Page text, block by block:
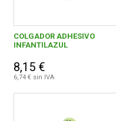
COLGADOR ADHESIVO
INFANTILAZUL
8,15 €
6,74 € sin IVA